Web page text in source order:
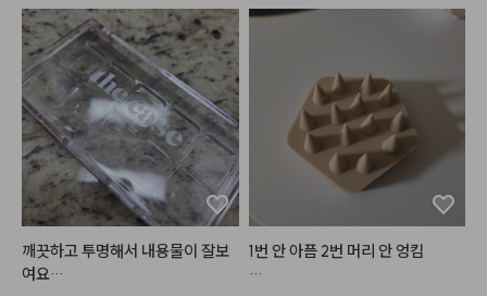
ㅋㅋ.. 게다가 심플리웍스가 늘 아
품절사태가 일어났던
바로 그 틴티드 립밤!
건조한 입술을 맑은 사과빛으로
물들여주어
입술에 과즙+청순미 가득..!
✨반짝반짝✨ 탱글거리는 입술로
만들어주는 틴티드 립밤이에요!
요즘 제 파우치템임..!
깨끗하고 투명해서 내용물이 잘보
여요
1번 안 아픔 2번 머리 안 엉킴